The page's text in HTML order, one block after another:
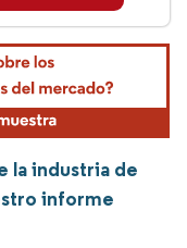
la industria de
informe